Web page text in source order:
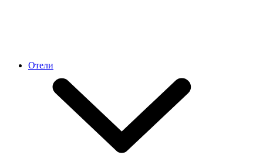
Отели